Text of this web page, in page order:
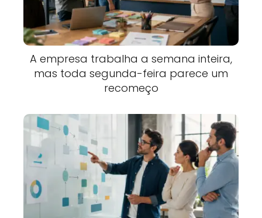
A empresa trabalha a semana inteira,
mas toda segunda-feira parece um
recomeço